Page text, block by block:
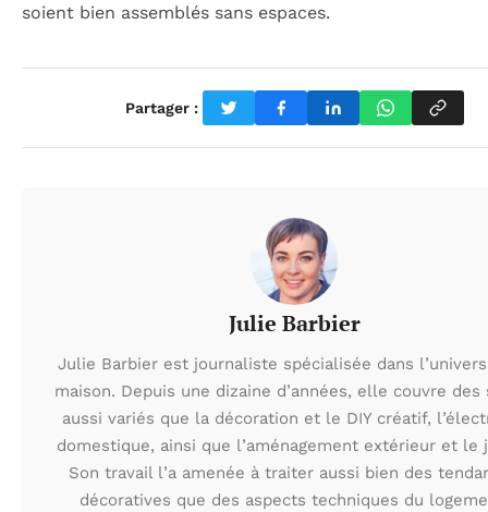
soient bien assemblés sans espaces.
Partager :
Julie Barbier
Julie Barbier est journaliste spécialisée dans
maison. Depuis une dizaine d’années, elle couvre des
aussi variés que la décoration et le DIY créatif,
domestique, ainsi que l’aménagement extérieur et le
Son travail l’a amenée à traiter aussi bien des
décoratives que des aspects techniques du